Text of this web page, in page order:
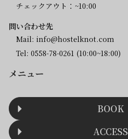
チェックアウト：~10:00
問い合わせ先
Mail: info@hostelknot.com
Tel: 0558-78-0261 (10:00~18:00)
メニュー
BOOK
ACCESS